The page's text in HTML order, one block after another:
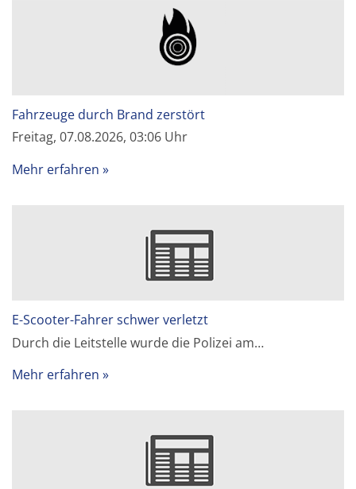
Fahrzeuge durch Brand zerstört
Freitag, 07.08.2026, 03:06 Uhr
Mehr erfahren
E-Scooter-Fahrer schwer verletzt
Durch die Leitstelle wurde die Polizei am…
Mehr erfahren